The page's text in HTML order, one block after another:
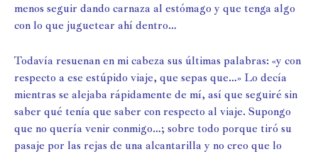
menos seguir dando carnaza al estómago y que tenga algo
con lo que juguetear ahí dentro…
Todavía resuenan en mi cabeza sus últimas palabras: «y con
respecto a ese estúpido viaje, que sepas que…» Lo decía
mientras se alejaba rápidamente de mí, así que seguiré sin
saber qué tenía que saber con respecto al viaje. Supongo
que no quería venir conmigo…; sobre todo porque tiró su
pasaje por las rejas de una alcantarilla y no creo que lo